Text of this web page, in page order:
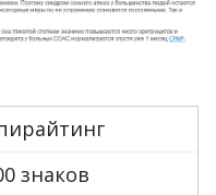
знаков